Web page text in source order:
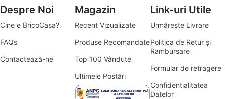
Despre Noi
Cine e BricoCasa?
FAQs
Contactează-ne
Magazin
Recent Vizualizate
Produse Recomandate
Top 100 Vândute
Ultimele Postări
Link-uri Utile
Urmărește Livrare
Politica de Retur și
Rambursare
Formular de retragere
Confidentialitatea
Datelor